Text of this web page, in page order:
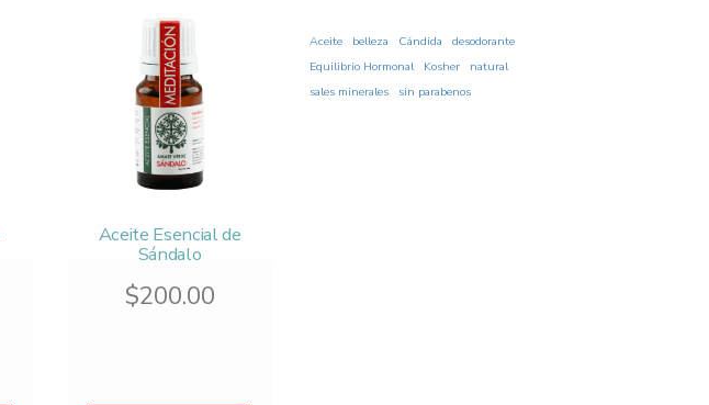
Aceite Esencial de
Sándalo
$200.00
Aceite belleza Cándida
desodorante
Equilibrio Hormonal
Kosher
natural
sales minerales
sin parabenos